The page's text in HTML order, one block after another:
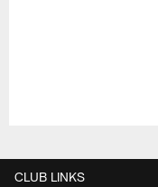
CLUB LINKS